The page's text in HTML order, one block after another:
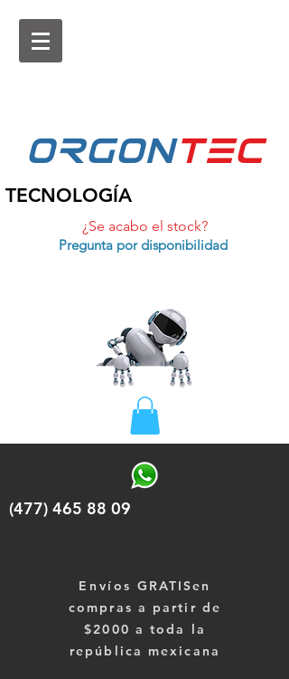
ORGONtEc
TECNOLOGÍA
¿Se acabo el stock?
Pregunta por disponibilidad
(477) 465 88 09
Envíos GRATISen
compras a partir de
$2000 a toda la
república mexicana